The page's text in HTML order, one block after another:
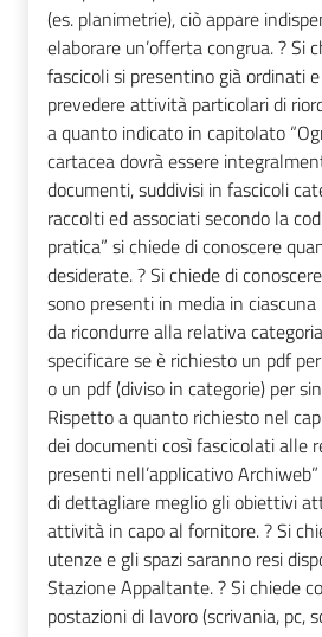
(es. planimetrie), ciò appare
elaborare un’offerta congrua. ? Si
fascicoli si presentino già ordinati
prevedere attività particolari di
a quanto indicato in capitolato
cartacea dovrà essere
documenti, suddivisi in fascicoli
raccolti ed associati secondo la
pratica” si chiede di conoscere
desiderate. ? Si chiede di
sono presenti in media in
da ricondurre alla relativa
specificare se è richiesto un pdf
o un pdf (diviso in categorie) per
Rispetto a quanto richiesto nel
dei documenti così fascicolati alle
presenti nell’applicativo
di dettagliare meglio gli obiettivi
attività in capo al fornitore. ? Si
utenze e gli spazi saranno resi
Stazione Appaltante. ? Si chiede
postazioni di lavoro (scrivania, pc,